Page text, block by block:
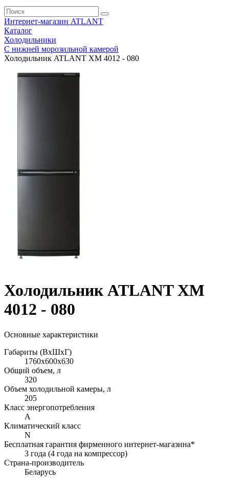
Интернет-магазин ATLANT
Каталог
Холодильники
С нижней морозильной камерой
Холодильник ATLANT ХМ 4012 - 080
Холодильник ATLANT ХМ
4012 - 080
Основные характеристики
Габариты (ВхШхГ)
1760x600x630
Общий объем, л
320
Объем холодильной камеры, л
205
Класс энергопотребления
A
Климатический класс
N
Бесплатная гарантия фирменного интернет-магазина*
3 года (4 года на компрессор)
Страна-производитель
Беларусь